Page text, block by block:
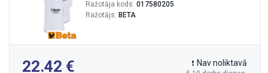
Ražotāja kods: 017580205
Ražotājs: BETA
22.42 Nav noliktavā